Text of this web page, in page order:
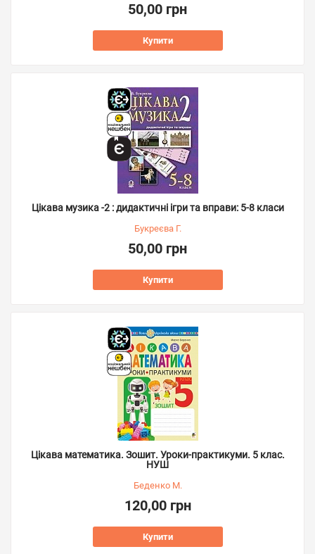
50,00 грн
Купити
Цікава музика -2 : дидактичні ігри та вправи: 5-8 класи
Букреєва Г.
50,00 грн
Купити
Цікава математика. Зошит. Уроки-практикуми. 5 клас.
НУШ
Беденко М.
120,00 грн
Купити